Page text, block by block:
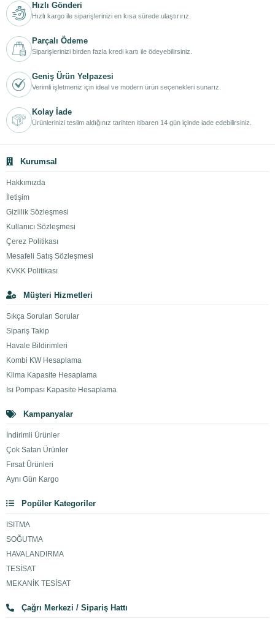
Hızlı Gönderi
Hızlı kargo ile siparişlerinizi en kısa sürede ulaştırırız.
Parçalı Ödeme
Siparişlerinizi birden fazla kredi kartı ile ödeyebilirsiniz.
Geniş Ürün Yelpazesi
Verimli işletmeniz için ideal ve modern ürün seçenekleri sunarız.
Kolay İade
Ürünlerinizi teslim aldığınız tarihten itibaren 14 gün içinde iade edebilirsiniz.
Kurumsal
Hakkımızda
İletişim
Gizlilik Sözleşmesi
Kullanıcı Sözleşmesi
Çerez Politikası
Mesafeli Satış Sözleşmesi
KVKK Politikası
Müşteri Hizmetleri
Sıkça Sorulan Sorular
Sipariş Takip
Havale Bildirimleri
Kombi KW Hesaplama
Klima Kapasite Hesaplama
Isı Pompası Kapasite Hesaplama
Kampanyalar
İndirimli Ürünler
Çok Satan Ürünler
Fırsat Ürünleri
Aynı Gün Kargo
Popüler Kategoriler
ISITMA
SOĞUTMA
HAVALANDIRMA
TESİSAT
MEKANİK TESİSAT
Çağrı Merkezi / Sipariş Hattı